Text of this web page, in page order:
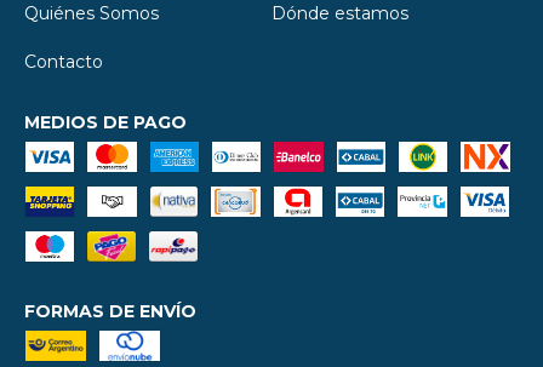
Quiénes Somos Dónde estamos
Contacto
MEDIOS DE PAGO
FORMAS DE ENVÍO